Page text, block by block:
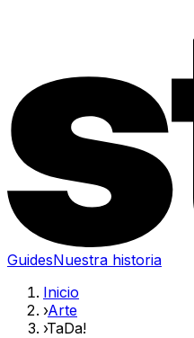
GuidesNuestra historia
Inicio
›Arte
›TaDa!